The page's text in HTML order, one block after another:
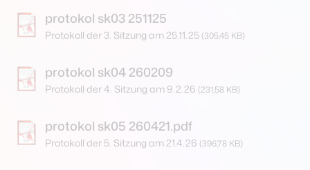
protokol sk03 251125
Protokoll der 3. Sitzung am 25.11.25 (305,45 KB)
protokol sk04 260209
Protokoll der 4. Sitzung am 9.2.26 (231,58 KB)
protokol sk05 260421.pdf
Protokoll der 5. Sitzung am 21.4.26 (396,78 KB)